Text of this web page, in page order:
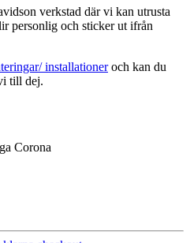
verkstad där vi kan utrusta
personlig och sticker ut ifrån
installationeroch kan du
till dej.
Corona